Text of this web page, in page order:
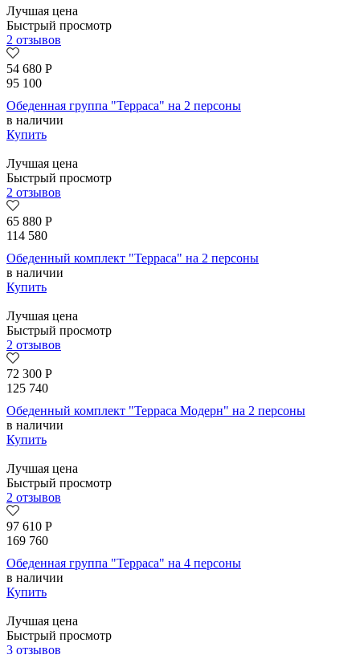
Лучшая цена
Быстрый просмотр
2 отзывов
54 680 Р
95 100
Обеденная группа "Терраса" на 2 персоны
в наличии
Купить
Лучшая цена
Быстрый просмотр
2 отзывов
65 880 Р
114 580
Обеденный комплект "Терраса" на 2 персоны
в наличии
Купить
Лучшая цена
Быстрый просмотр
2 отзывов
72 300 Р
125 740
Обеденный комплект "Терраса Модерн" на 2 персоны
в наличии
Купить
Лучшая цена
Быстрый просмотр
2 отзывов
97 610 Р
169 760
Обеденная группа "Терраса" на 4 персоны
в наличии
Купить
Лучшая цена
Быстрый просмотр
3 отзывов